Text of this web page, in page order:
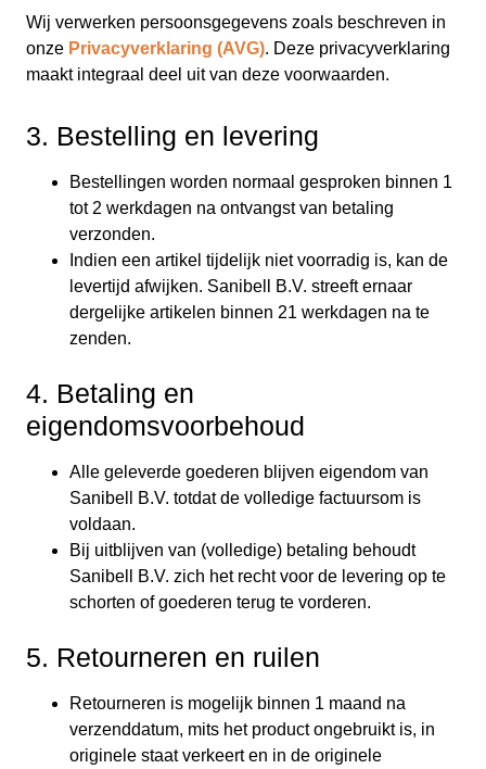
Wij verwerken persoonsgegevens zoals beschreven in
onze Privacyverklaring (AVG). Deze privacyverklaring
maakt integraal deel uit van deze voorwaarden.
3. Bestelling en levering
Bestellingen worden normaal gesproken binnen 1
tot 2 werkdagen na ontvangst van betaling
verzonden.
Indien een artikel tijdelijk niet voorradig is, kan de
levertijd afwijken. Sanibell B.V. streeft ernaar
dergelijke artikelen binnen 21 werkdagen na te
zenden.
4. Betaling en
eigendomsvoorbehoud
Alle geleverde goederen blijven eigendom van
Sanibell B.V. totdat de volledige factuursom is
voldaan.
Bij uitblijven van (volledige) betaling behoudt
Sanibell B.V. zich het recht voor de levering op te
schorten of goederen terug te vorderen.
5. Retourneren en ruilen
Retourneren is mogelijk binnen 1 maand na
verzenddatum, mits het product ongebruikt is, in
originele staat verkeert en in de originele